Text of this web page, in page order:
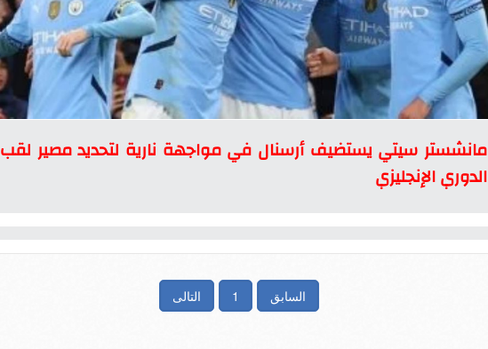
مانشستر سيتي يستضيف أرسنال في مواجهة نارية لتحديد مصير لقب
الدوري الإنجليزي
السابق 1 التالى